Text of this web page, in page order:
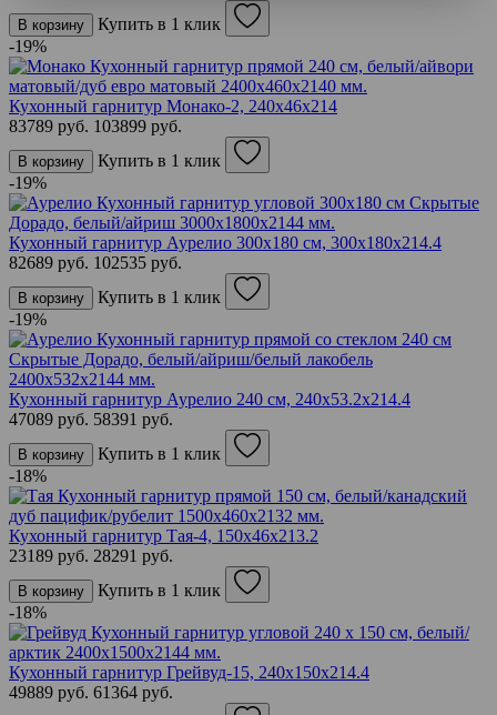
В корзину
Купить в 1 клик
-19%
Кухонный гарнитур Монако-2, 240х46х214
83789 руб. 103899 руб.
В корзину
Купить в 1 клик
-19%
Кухонный гарнитур Аурелио 300х180 см, 300х180х214.4
82689 руб. 102535 руб.
В корзину
Купить в 1 клик
-19%
Кухонный гарнитур Аурелио 240 см, 240х53.2х214.4
47089 руб. 58391 руб.
В корзину
Купить в 1 клик
-18%
Кухонный гарнитур Тая-4, 150х46х213.2
23189 руб. 28291 руб.
В корзину
Купить в 1 клик
-18%
Кухонный гарнитур Грейвуд-15, 240х150х214.4
49889 руб. 61364 руб.